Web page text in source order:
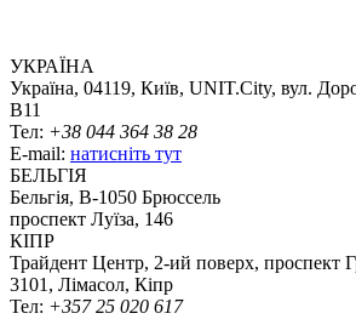
УКРАЇНА
Україна, 04119, Київ, UNIT.City, вул.
B11
Тел: +38 044 364 38 28
E-mail: натисніть тут
БЕЛЬГІЯ
Бельгія, В-1050 Брюссель
проспект Луїза, 146
КІПР
Трайдент Центр, 2-ий поверх, проспект
3101, Лімасол, Кіпр
Тел: +357 25 020 617